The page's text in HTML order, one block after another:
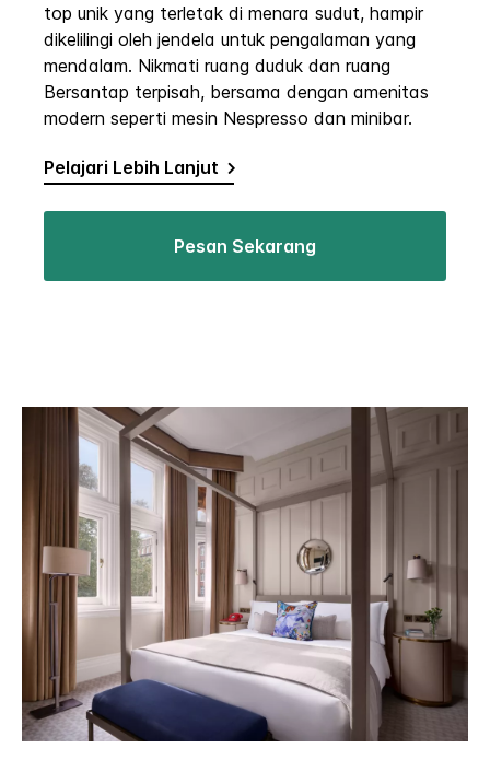
top unik yang terletak di menara sudut, hampir
dikelilingi oleh jendela untuk pengalaman yang
mendalam. Nikmati ruang duduk dan ruang
Bersantap terpisah, bersama dengan amenitas
modern seperti mesin Nespresso dan minibar.
Pelajari Lebih Lanjut
Pesan Sekarang